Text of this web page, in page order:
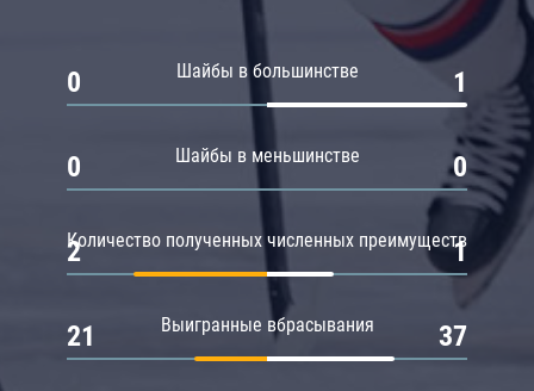
Шайбы в большинстве
0 1
Шайбы в меньшинстве
0 0
Количество полученных численных преимуществ
2 1
Выигранные вбрасывания
21 37